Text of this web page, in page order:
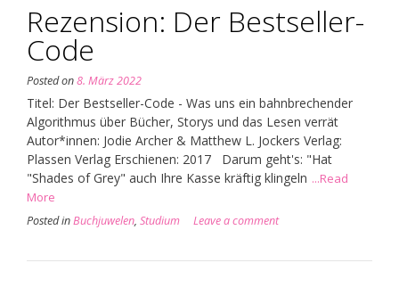
Rezension: Der Bestseller-
Code
Posted on8. März 2022
Titel: Der Bestseller-Code - Was uns ein bahnbrechender
Algorithmus über Bücher, Storys und das Lesen verrät
Autor*innen: Jodie Archer & Matthew L. Jockers Verlag:
Plassen Verlag Erschienen: 2017 Darum geht's: "Hat
"Shades of Grey" auch Ihre Kasse kräftig klingeln ...Read
More
Posted inBuchjuwelen, Studium Leave a comment